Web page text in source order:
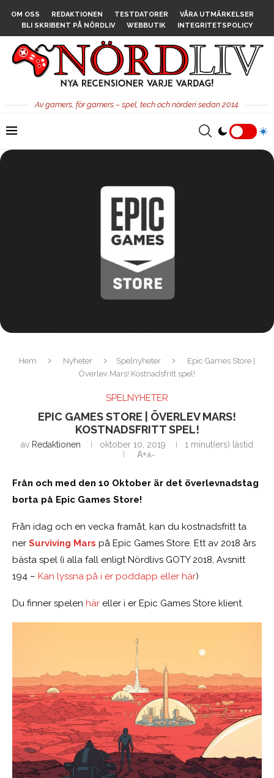
OM OSS REDAKTIONEN TESTDATORER
VÅRA UTMÄRKELSER
BLI SKRIBENT PÅ NÖRDLIV
WEBBUTIK INTEGRITETSPOLICY
Av gamers, för gamers – spel, tech och nörderi sedan 2014.
Hem Nyheter Spelnyheter
Epic Games Store |
Överlev Mars! Kostnadsfritt spel!
SPELNYHETER
EPIC GAMES STORE | ÖVERLEV MARS!
KOSTNADSFRITT SPEL!
av Redaktionen oktober 10, 2019
1 minut(ers) lästid
A+A-
Från och med den 10 Oktober är det överlevnadstag
borta på Epic Games Store!
Från idag och en vecka framåt, kan du kostnadsfritt ta
ner Surviving Mars på Epic Games Store. Ett av 2018 års
bästa spel (i alla fall enligt Nördlivs GOTY 2018, Avsnitt
194 – Kan lyssna på i er poddapp eller här)
Du finner spelen här eller i er Epic Games Store klient.